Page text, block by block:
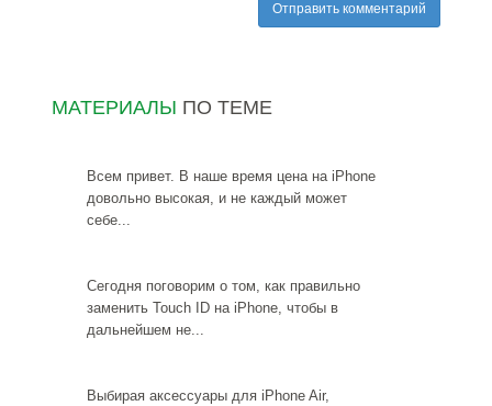
Отправить комментарий
МАТЕРИАЛЫ ПО ТЕМЕ
Всем привет. В наше время цена на iPhone
довольно высокая, и не каждый может
себе...
Сегодня поговорим о том, как правильно
заменить Touch ID на iPhone, чтобы в
дальнейшем не...
Выбирая аксессуары для iPhone Air,